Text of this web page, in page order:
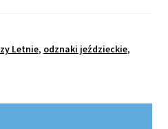
Letnie, odznaki jeździeckie,